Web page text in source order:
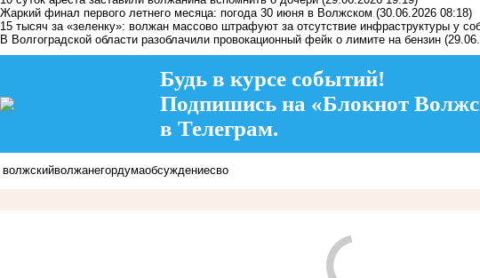
Жаркий финал первого летнего месяца: погода 30 июня в Волжском (30.06.2026 08:18)
15 тысяч за «зеленку»: волжан массово штрафуют за отсутствие инфраструктуры у
В Волгоградской области разоблачили провокационный фейк о лимите на бензин
Будь в курсе событий!
Подпишись на «Блокнот
в Телеграм.
волжскийволжанегордумаобсуждениесво